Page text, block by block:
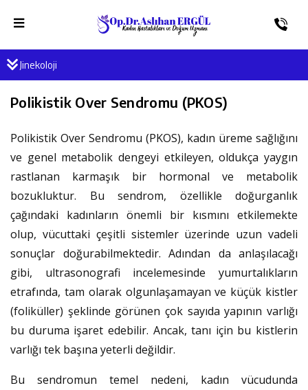
Jinekoloji
Polikistik Over Sendromu (PKOS)
Polikistik Over Sendromu (PKOS), kadın üreme sağlığını
ve genel metabolik dengeyi etkileyen, oldukça yaygın
rastlanan karmaşık bir hormonal ve metabolik
bozukluktur. Bu sendrom, özellikle doğurganlık
çağındaki kadınların önemli bir kısmını etkilemekte
olup, vücuttaki çeşitli sistemler üzerinde uzun vadeli
sonuçlar doğurabilmektedir. Adından da anlaşılacağı
gibi, ultrasonografi incelemesinde yumurtalıkların
etrafında, tam olarak olgunlaşamayan ve küçük kistler
(foliküller) şeklinde görünen çok sayıda yapının varlığı
bu duruma işaret edebilir. Ancak, tanı için bu kistlerin
varlığı tek başına yeterli değildir.
Bu sendromun temel nedeni, kadın vücudunda